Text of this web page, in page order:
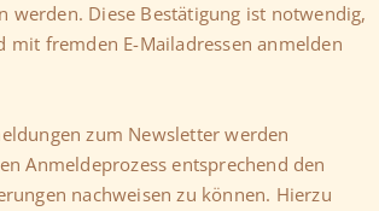
werden. Diese Bestätigung ist notwendig,
mit fremden E-Mailadressen anmelden
zum Newsletter werden
Anmeldeprozess entsprechend den
nachweisen zu können. Hierzu